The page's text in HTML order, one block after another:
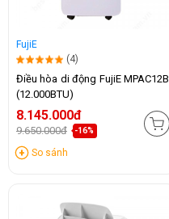
FujiE
(4)
Điều hòa di động FujiE MPAC12B
(12.000BTU)
8.145.000đ
9.650.000đ -16%
So sánh